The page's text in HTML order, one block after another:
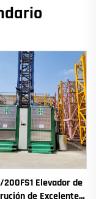
Elevador de
de Excelente